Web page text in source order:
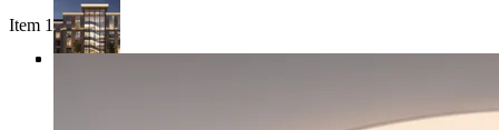
Item 1 of 4